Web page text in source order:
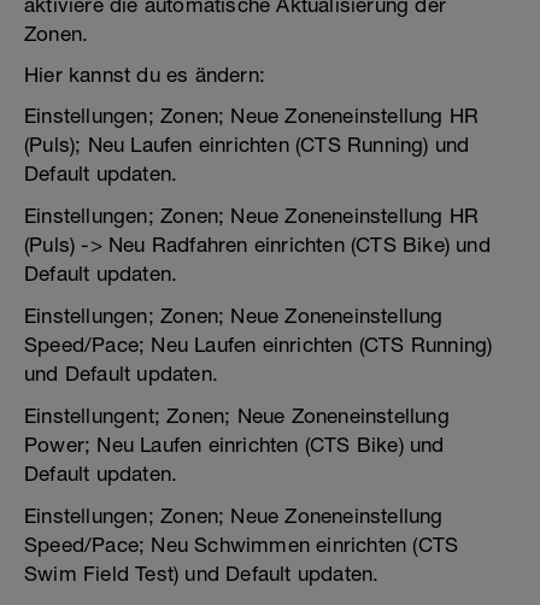
aktiviere die automatische Aktualisierung der
Zonen.
Hier kannst du es ändern:
Einstellungen; Zonen; Neue Zoneneinstellung HR
(Puls); Neu Laufen einrichten (CTS Running) und
Default updaten.
Einstellungen; Zonen; Neue Zoneneinstellung HR
(Puls) -> Neu Radfahren einrichten (CTS Bike) und
Default updaten.
Einstellungen; Zonen; Neue Zoneneinstellung
Speed/Pace; Neu Laufen einrichten (CTS Running)
und Default updaten.
Einstellungent; Zonen; Neue Zoneneinstellung
Power; Neu Laufen einrichten (CTS Bike) und
Default updaten.
Einstellungen; Zonen; Neue Zoneneinstellung
Speed/Pace; Neu Schwimmen einrichten (CTS
Swim Field Test) und Default updaten.